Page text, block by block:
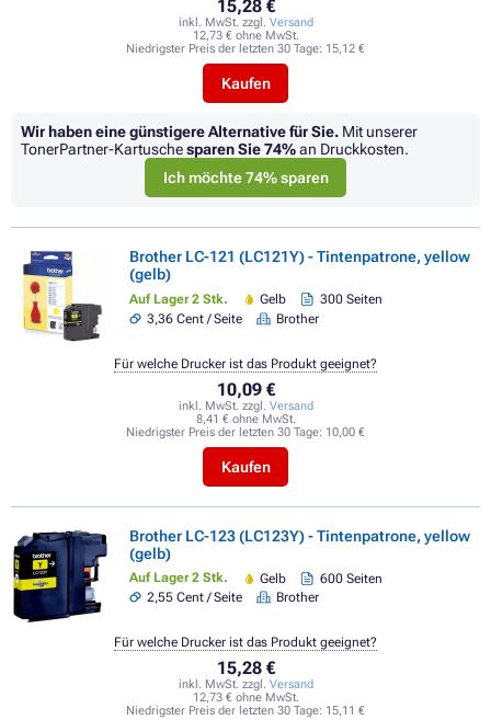
15,28 €
inkl. MwSt. zzgl. Versand
12,73 € ohne MwSt.
Niedrigster Preis der letzten 30 Tage: 15,12 €
Kaufen
Wir haben eine günstigere Alternative für Sie. Mit unserer
TonerPartner-Kartuschesparen Sie74%an Druckkosten.
Ich möchte 74% sparen
Brother LC-121 (LC121Y) - Tintenpatrone, yellow
(gelb)
Auf Lager 2 Stk. Gelb
300 Seiten
3,36 Cent / Seite
Brother
10,09 €
inkl. MwSt. zzgl. Versand
8,41 € ohne MwSt.
Niedrigster Preis der letzten 30 Tage: 10,00 €
Kaufen
Für welche Drucker ist das Produkt geeignet?
Brother LC-123 (LC123Y) - Tintenpatrone, yellow
(gelb)
Auf Lager 2 Stk. Gelb
600 Seiten
2,55 Cent / Seite
Brother
15,28 €
inkl. MwSt. zzgl. Versand
12,73 € ohne MwSt.
Niedrigster Preis der letzten 30 Tage: 15,11 €
Für welche Drucker ist das Produkt geeignet?